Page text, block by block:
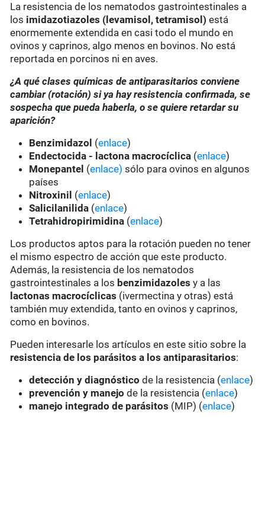
La resistencia de los nematodos gastrointestinales a
los imidazotiazoles (levamisol, tetramisol) está
enormemente extendida en casi todo el mundo en
ovinos y caprinos, algo menos en bovinos. No está
reportada en porcinos ni en aves.
¿A qué clases químicas de antiparasitarios conviene
cambiar (rotación) si ya hay resistencia confirmada, se
sospecha que pueda haberla, o se quiere retardar su
aparición?
Benzimidazol (enlace)
Endectocida - lactona macrocíclica (enlace)
Monepantel (enlace) sólo para ovinos en algunos
países
Nitroxinil (enlace)
Salicilanilida (enlace)
Tetrahidropirimidina (enlace)
Los productos aptos para la rotación pueden no tener
el mismo espectro de acción que este producto.
Además, la resistencia de los nematodos
gastrointestinales a los benzimidazoles y a las
lactonas macrocíclicas (ivermectina y otras) está
también muy extendida, tanto en ovinos y caprinos,
como en bovinos.
Pueden interesarle los artículos en este sitio sobre la
resistencia de los parásitos a los antiparasitarios:
detección y diagnóstico de la resistencia (enlace)
prevención y manejo de la resistencia (enlace)
manejo integrado de parásitos (MIP) (enlace)